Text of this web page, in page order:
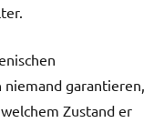
garantieren,
Zustand er